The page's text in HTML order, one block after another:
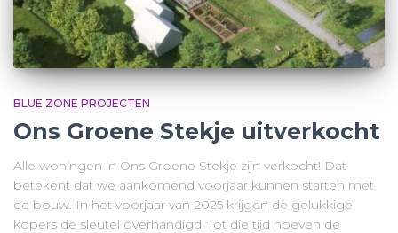
BLUE ZONE PROJECTEN
Ons Groene Stekje uitverkocht
Alle woningen in Ons Groene Stekje zijn verkocht! Dat
betekent dat we aankomend voorjaar kunnen starten met
de bouw. In het voorjaar van 2025 krijgen de gelukkige
kopers de sleutel overhandigd. Tot die tijd hoeven de